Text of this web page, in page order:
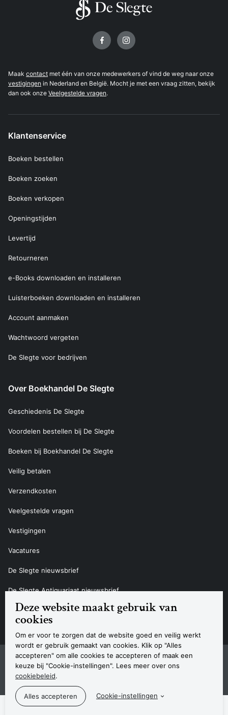
Deze website maakt gebruik van
cookies
Om er voor te zorgen dat de website goed en veilig werkt
wordt er gebruik gemaakt van cookies. Klik op "Alles
accepteren" om alle cookies te accepteren of maak een
keuze bij "Cookie-instellingen". Lees meer over ons
cookiebeleid.
Cookie-instellingen
Maak contact met één van onze medewerkers of vind de weg naar onze
vestigingen in Nederland en België. Mocht je met een vraag zitten, bekijk
dan ook onze Veelgestelde vragen.
Klantenservice
Boeken bestellen
Boeken zoeken
Boeken verkopen
Openingstijden
Levertijd
Retourneren
e-Books downloaden en installeren
Luisterboeken downloaden en installeren
Account aanmaken
Wachtwoord vergeten
De Slegte voor bedrijven
Over Boekhandel De Slegte
Geschiedenis De Slegte
Voordelen bestellen bij De Slegte
Boeken bij Boekhandel De Slegte
Veilig betalen
Verzendkosten
Veelgestelde vragen
Vestigingen
Vacatures
De Slegte nieuwsbrief
De Slegte Antiquariaat nieuwsbrief
Contact
Navigatie
SitemapPrivacyverklaring CookieverklaringAlgemene voorwaardenDisclaimer
Contact